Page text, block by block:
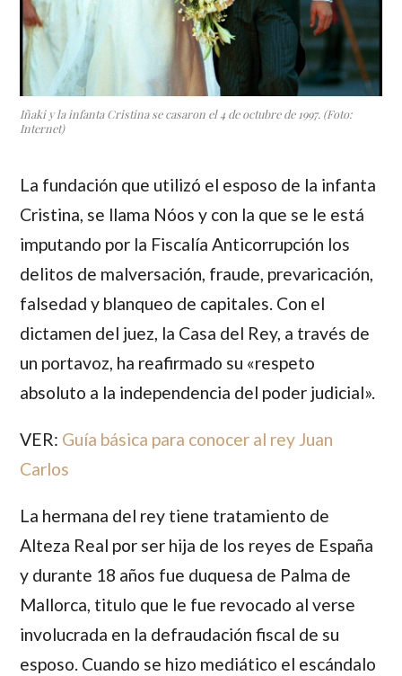
Iñaki y la infanta Cristina se casaron el 4 de octubre de 1997. (Foto:
Internet)
La fundación que utilizó el esposo de la infanta
Cristina, se llama Nóos y con la que se le está
imputando por la Fiscalía Anticorrupción los
delitos de malversación, fraude, prevaricación,
falsedad y blanqueo de capitales. Con el
dictamen del juez, la Casa del Rey, a través de
un portavoz, ha reafirmado su «respeto
absoluto a la independencia del poder judicial».
VER: Guía básica para conocer al rey Juan
Carlos
La hermana del rey tiene tratamiento de
Alteza Real por ser hija de los reyes de España
y durante 18 años fue duquesa de Palma de
Mallorca, titulo que le fue revocado al verse
involucrada en la defraudación fiscal de su
esposo. Cuando se hizo mediático el escándalo